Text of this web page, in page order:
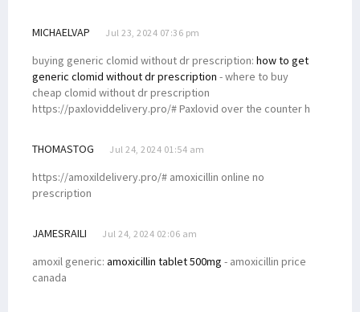
MICHAELVAP Jul 23, 2024 07:36 pm
buying generic clomid without dr prescription: how to get
generic clomid without dr prescription - where to buy
cheap clomid without dr prescription
https://paxloviddelivery.pro/# Paxlovid over the counter h
THOMASTOG Jul 24, 2024 01:54 am
https://amoxildelivery.pro/# amoxicillin online no
prescription
JAMESRAILI Jul 24, 2024 02:06 am
amoxil generic: amoxicillin tablet 500mg - amoxicillin price
canada